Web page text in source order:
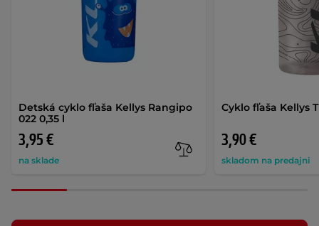
Detská cyklo fľaša Kellys Rangipo
022 0,35 l
3,95 €
na sklade
Cyklo fľaša Kellys
3,90 €
skladom na predajni